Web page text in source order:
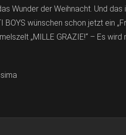
Wunder der Weihnacht. Und
BOYS wünschen schon jetzt ein
„MILLE GRAZIE!“ – Es